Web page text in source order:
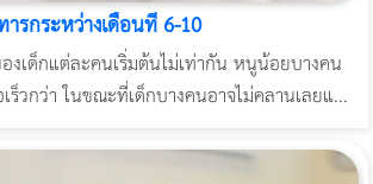
รกระหว่างเดือนที่ 6-10
เด็กแต่ละคนเริ่มต้นไม่เท่ากัน หนูน้อยบางคน
ร็วกว่า ในขณะที่เด็กบางคนอาจไม่คลานเลยแ...